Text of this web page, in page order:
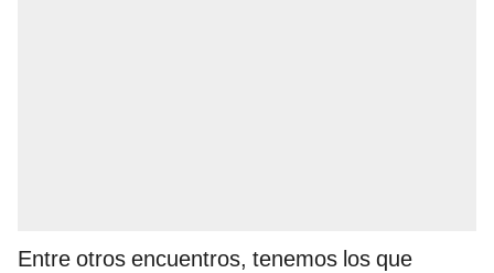
Entre otros encuentros, tenemos los que